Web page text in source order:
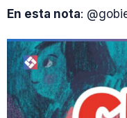
En esta nota: